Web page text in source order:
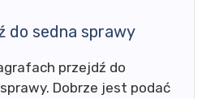
do sedna sprawy
przejdź do
Dobrze jest podać